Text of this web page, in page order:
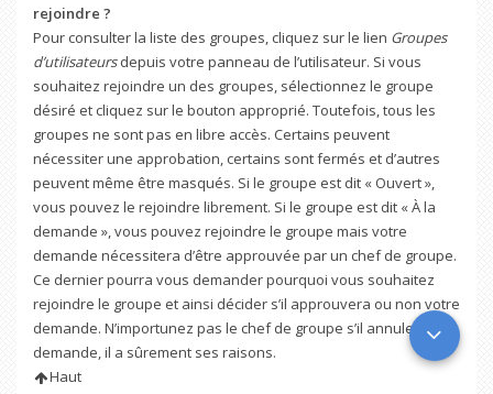
rejoindre ?
Pour consulter la liste des groupes, cliquez sur le lien Groupes
d’utilisateursdepuis votre panneau de l’utilisateur. Si vous
souhaitez rejoindre un des groupes, sélectionnez le groupe
désiré et cliquez sur le bouton approprié. Toutefois, tous les
groupes ne sont pas en libre accès. Certains peuvent
nécessiter une approbation, certains sont fermés et d’autres
peuvent même être masqués. Si le groupe est dit « Ouvert »,
vous pouvez le rejoindre librement. Si le groupe est dit « À la
demande », vous pouvez rejoindre le groupe mais votre
demande nécessitera d’être approuvée par un chef de groupe.
Ce dernier pourra vous demander pourquoi vous souhaitez
rejoindre le groupe et ainsi décider s’il approuvera ou non votre
demande. N’importunez pas le chef de groupe s’il annule votre
demande, il a sûrement ses raisons.
Haut